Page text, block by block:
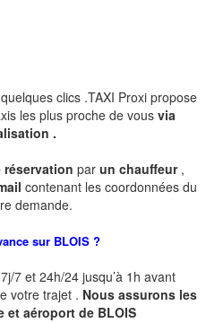
clics .TAXI Proxi propose
les plus proche de vous via
.
par un chauffeur ,
contenant les coordonnées du
demande.
sur BLOIS ?
7j/7 et 24h/24 jusqu’à 1h avant
votre trajet . Nous assurons les
et aéroport de BLOIS